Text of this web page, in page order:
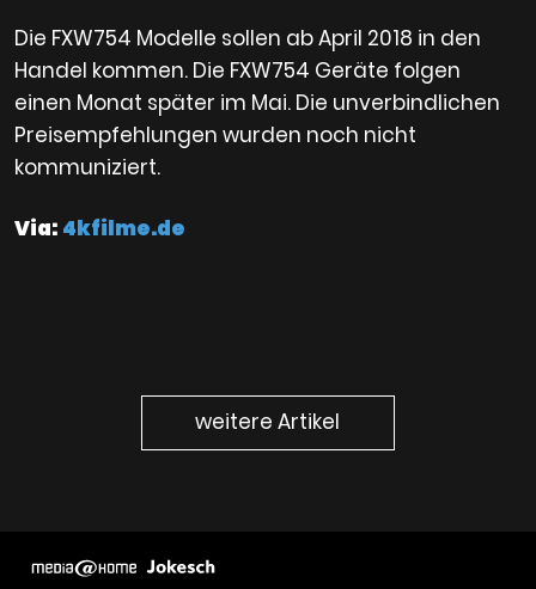
Die FXW754 Modelle sollen ab April 2018 in den
Handel kommen. Die FXW754 Geräte folgen
einen Monat später im Mai. Die unverbindlichen
Preisempfehlungen wurden noch nicht
kommuniziert.
Via: 4kfilme.de
weitere Artikel